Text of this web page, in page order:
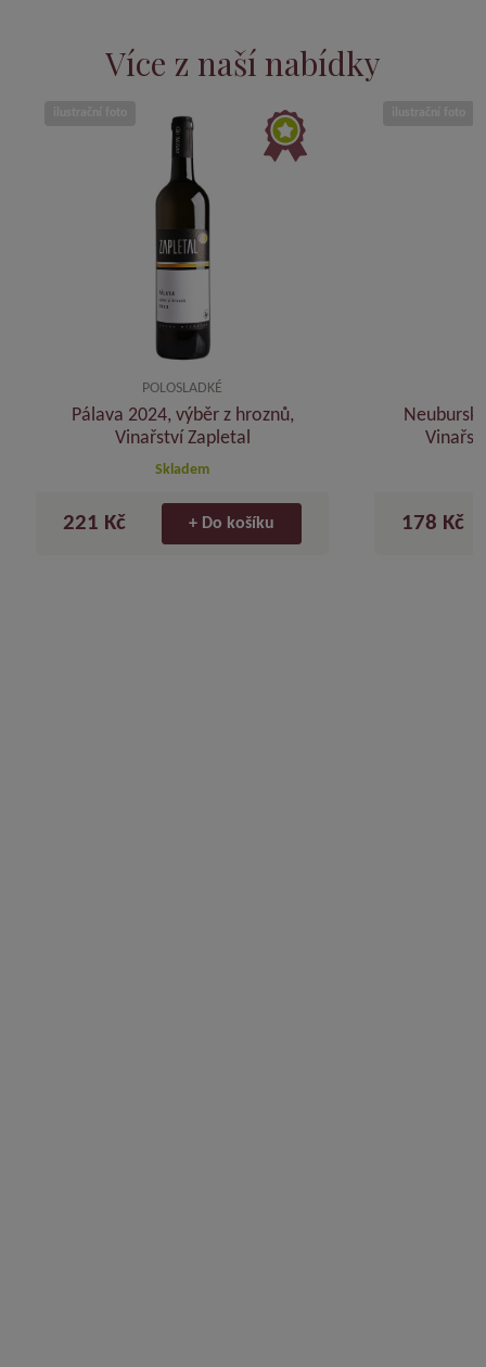
Více z naší nabídky
Zlatá medaile Vinum Juvenale
2024
POLOSLADKÉ
Pálava 2024, výběr z hroznů,
Vinařství Zapletal
Skladem
221 Kč + Do košíku 178 Kč